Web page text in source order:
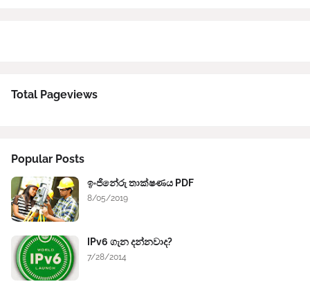
Total Pageviews
Popular Posts
ඉංජිනේරු තාක්ෂණය PDF
8/05/2019
IPv6 ගැන දන්නවාද?
7/28/2014